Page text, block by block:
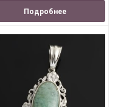
Подробнее